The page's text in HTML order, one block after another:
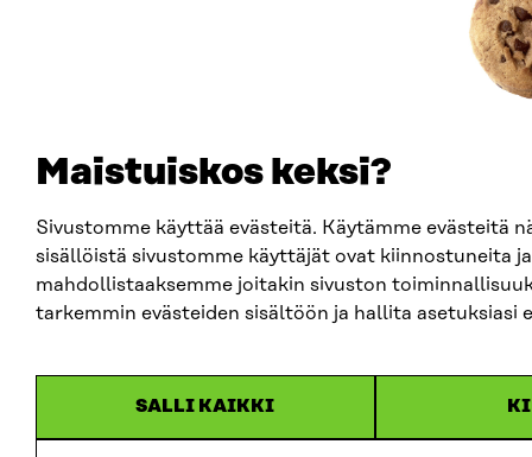
Maistuiskos keksi?
Sivustomme käyttää evästeitä. Käytämme evästeitä
sisällöistä sivustomme käyttäjät ovat kiinnostuneita ja
mahdollistaaksemme joitakin sivuston
tarkemmin evästeiden sisältöön ja hallita asetuksiasi
SALLI KAIKKI